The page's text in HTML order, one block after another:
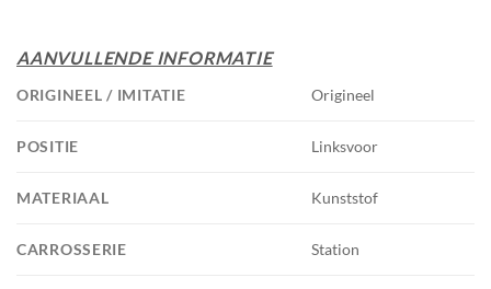
AANVULLENDE INFORMATIE
ORIGINEEL / IMITATIE Origineel
POSITIE Linksvoor
MATERIAAL Kunststof
CARROSSERIE Station